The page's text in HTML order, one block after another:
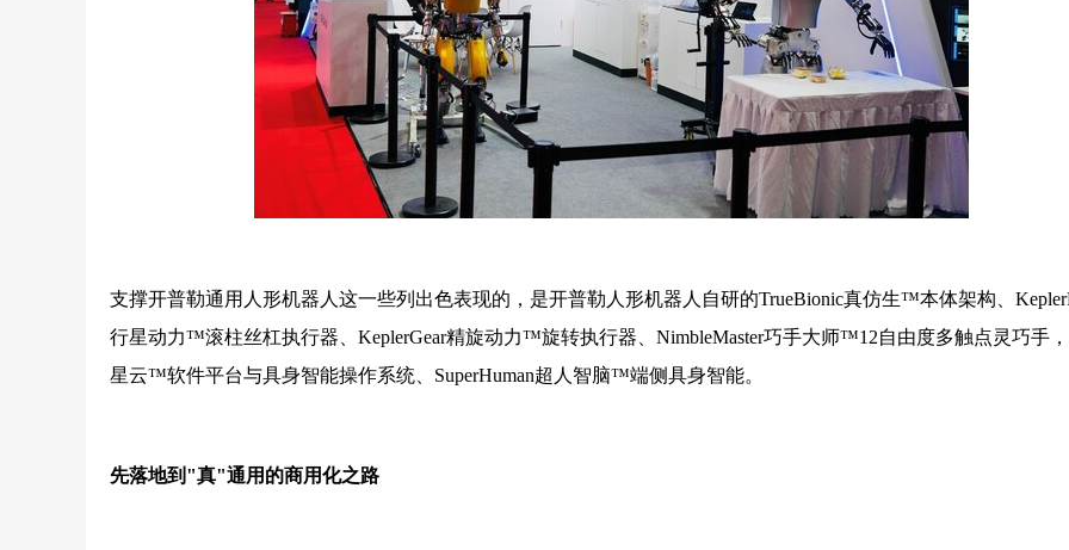
支撑开普勒通用人形机器人这一些列出色表现的，是开普勒人形机器人自研的TrueBionic真仿生™️本体架构、
行星动力™️滚柱丝杠执行器、KeplerGear精旋动力™️旋转执行器、NimbleMaster巧手大师™️12自由度多触点灵巧手
星云™️软件平台与具身智能操作系统、SuperHuman超人智脑™️端侧具身智能。
先落地到"真"通用的商用化之路